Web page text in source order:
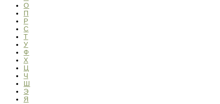
О
П
Р
С
Т
У
Ф
Х
Ц
Ч
Ш
Э
Я